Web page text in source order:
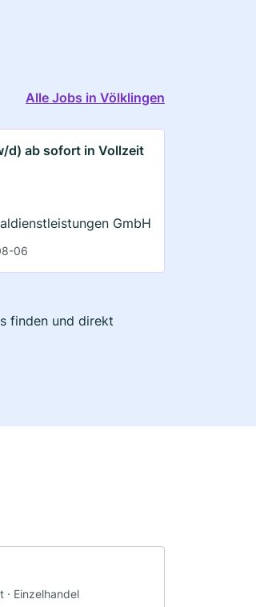
Alle Jobs in Völklingen
d) ab sofort in Vollzeit
GmbH
06
finden und direkt
Einzelhandel